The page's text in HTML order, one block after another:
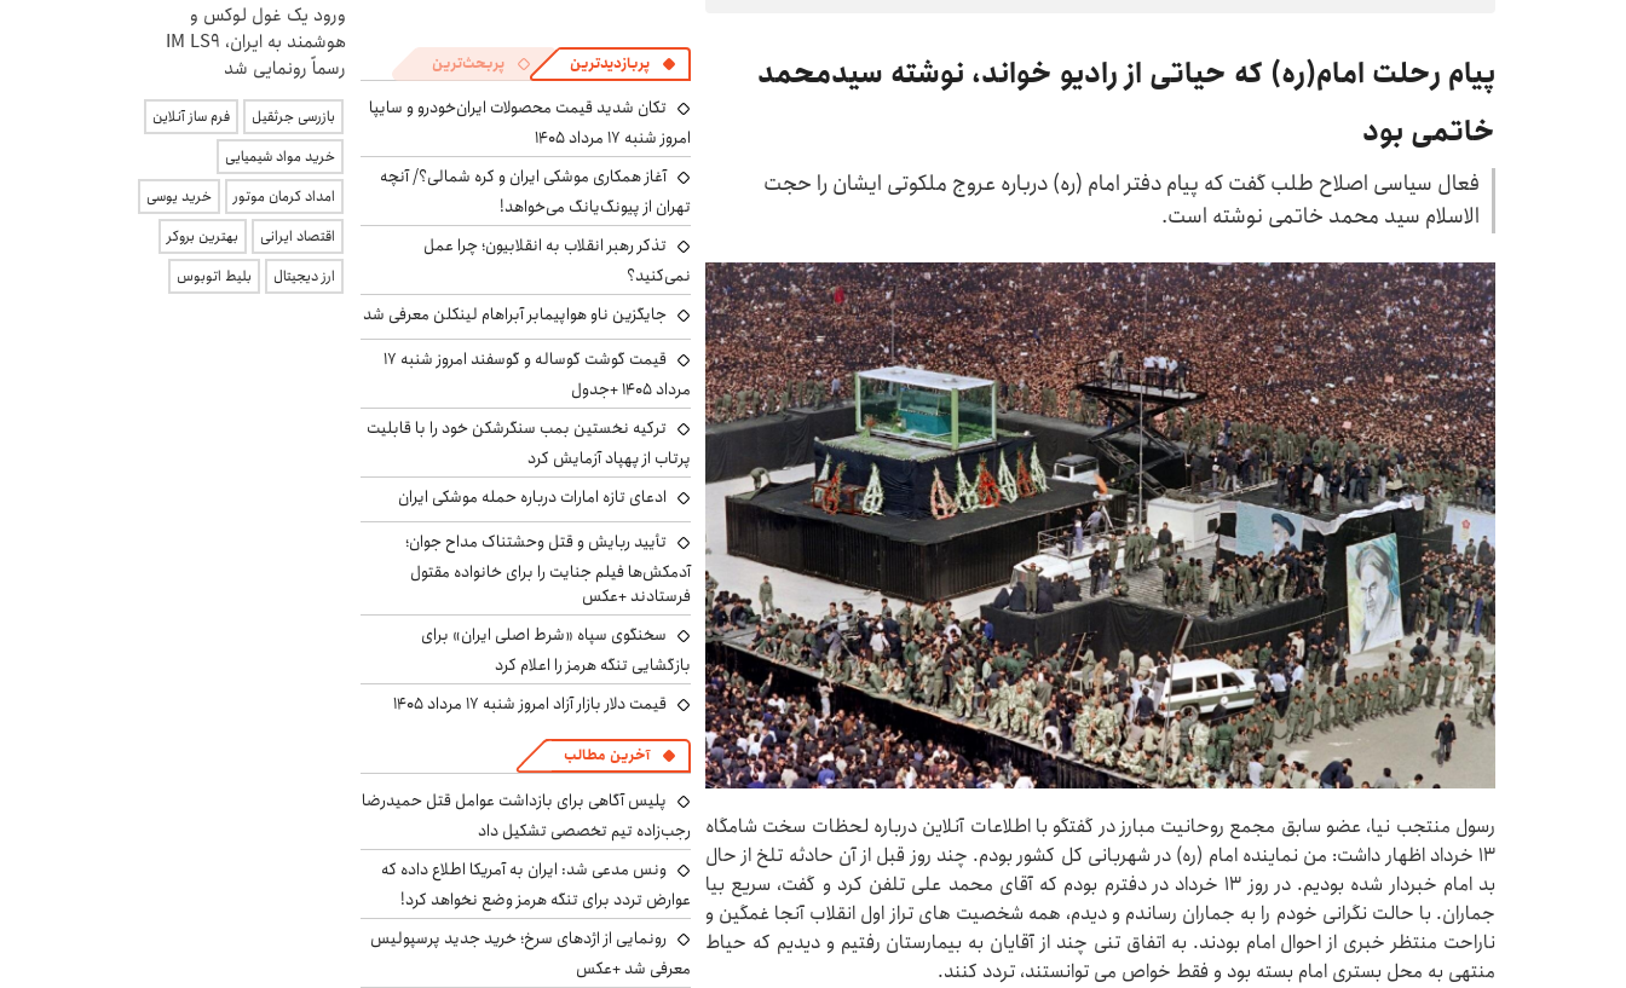
پیام رحلت امام(ره) که حیاتی از رادیو خواند، نوشته سیدمحمد
خاتمی بود
فعال سیاسی اصلاح طلب گفت که پیام دفتر امام (ره) درباره عروج ملکوتی ایشان را حجت
الاسلام سید محمد خاتمی نوشته است.
رسول منتجب نیا، عضو سابق مجمع روحانیت مبارز در گفتگو با اطلاعات آنلاین درباره لحظات سخت شامگاه
۱۳ خرداد اظهار داشت: من نماینده امام (ره) در شهربانی کل کشور بودم. چند روز قبل از آن حادثه تلخ از حال
بد امام خبردار شده بودیم. در روز ۱۳ خرداد در دفترم بودم که آقای محمد علی تلفن کرد و گفت، سریع بیا
جماران. با حالت نگرانی خودم را به جماران رساندم و دیدم، همه شخصیت های تراز اول انقلاب آنجا غمگین و
ناراحت منتظر خبری از احوال امام بودند. به اتفاق تنی چند از آقایان به بیمارستان رفتیم و دیدیم که حیاط
منتهی به محل بستری امام بسته بود و فقط خواص می توانستند، تردد کنند.
پربازدیدترین پربحث‌ترین
تکان شدید قیمت محصولات ایران‌خودرو و سایپا
امروز شنبه ۱۷ مرداد ۱۴۰۵
آغاز همکاری موشکی ایران و کره شمالی؟/ آنچه
تهران از پیونگ‌یانگ می‌خواهد!
تذکر رهبر انقلاب به انقلابیون؛ چرا عمل
نمی‌کنید؟
جایگزین ناو هواپیمابر آبراهام لینکلن معرفی شد
قیمت گوشت گوساله و گوسفند امروز شنبه ۱۷
مرداد ۱۴۰۵ +جدول
ترکیه نخستین بمب سنگرشکن خود را با قابلیت
پرتاب از پهپاد آزمایش کرد
ادعای تازه امارات درباره حمله موشکی ایران
تأیید ربایش و قتل وحشتناک مداح جوان؛
آدمکش‌ها فیلم جنایت را برای خانواده مقتول
فرستادند +عکس
سخنگوی سپاه «شرط اصلی ایران» برای
بازگشایی تنگه هرمز را اعلام کرد
قیمت دلار بازار آزاد امروز شنبه ۱۷ مرداد ۱۴۰۵
آخرین مطالب
پلیس آگاهی برای بازداشت عوامل قتل حمیدرضا
رجب‌زاده تیم تخصصی تشکیل داد
ونس مدعی شد: ایران به آمریکا اطلاع داده که
عوارض تردد برای تنگه هرمز وضع نخواهد کرد!
رونمایی از اژدهای سرخ؛ خرید جدید پرسپولیس
معرفی شد +عکس
ورود یک غول لوکس و
هوشمند به ایران، IM LS9
رسماً رونمایی شد
بازرسی جرثقیل
فرم ساز آنلاین
خرید مواد شیمیایی
امداد کرمان موتور
خرید یوسی
اقتصاد ایرانی
بهترین بروکر
ارز دیجیتال
بلیط اتوبوس